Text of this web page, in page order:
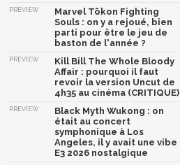
PREVIEW
Marvel Tōkon Fighting
Souls : on y a rejoué, bien
parti pour être le jeu de
baston de l'année ?
PREVIEW
Kill Bill The Whole Bloody
Affair : pourquoi il faut
revoir la version Uncut de
4h35 au cinéma (CRITIQUE)
PREVIEW
Black Myth Wukong : on
était au concert
symphonique à Los
Angeles, il y avait une vibe
E3 2026 nostalgique